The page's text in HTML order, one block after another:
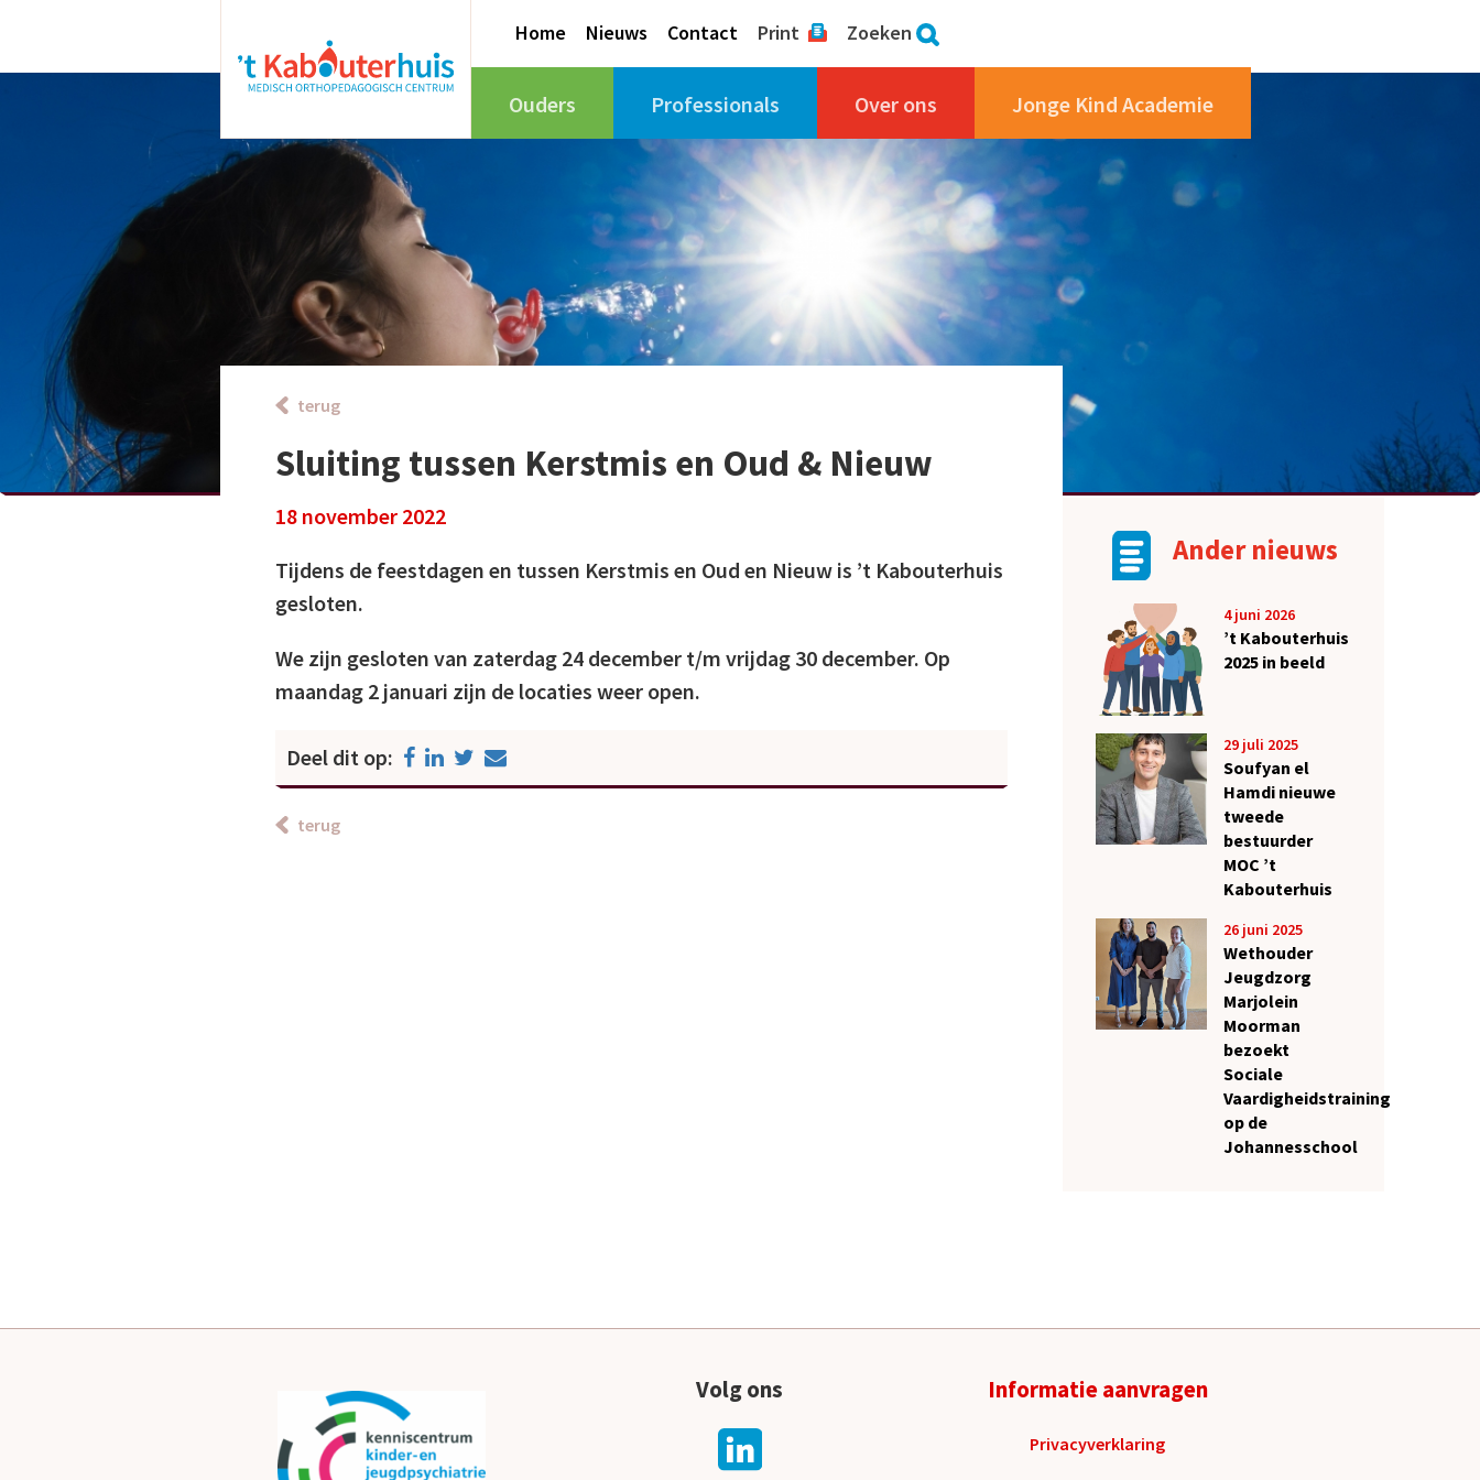
Home Nieuws Contact Print Zoeken
Ouders Professionals Over ons Jonge Kind Academie
terug
Sluiting tussen Kerstmis en Oud & Nieuw
18 november 2022
Tijdens de feestdagen en tussen Kerstmis en Oud en Nieuw is ’t Kabouterhuis
gesloten.
We zijn gesloten van zaterdag 24 december t/m vrijdag 30 december. Op
maandag 2 januari zijn de locaties weer open.
Deel dit op:
terug
Ander nieuws
4 juni 2026
’t Kabouterhuis
2025 in beeld
29 juli 2025
Soufyan el
Hamdi nieuwe
tweede
bestuurder
MOC ’t
Kabouterhuis
26 juni 2025
Wethouder
Jeugdzorg
Marjolein
Moorman
bezoekt
Sociale
Vaardigheidstraining
op de
Johannesschool
Volg ons Informatie aanvragen
Privacyverklaring